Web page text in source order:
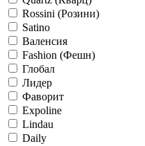
Rossini (Розини)
Satino
Валенсия
Fashion (Фешн)
Глобал
Лидер
Фаворит
Expoline
Lindau
Daily